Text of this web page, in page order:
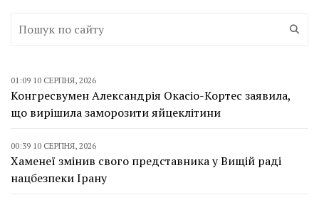
01:09 10 СЕРПНЯ, 2026
Конгресвумен Александрія Окасіо-Кортес заявила,
що вирішила заморозити яйцеклітини
00:39 10 СЕРПНЯ, 2026
Хаменеї змінив свого представника у Вищій раді
нацбезпеки Ірану